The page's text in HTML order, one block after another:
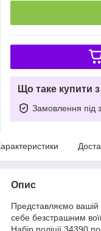
Що таке купити
Замовлення під
Опис
Представляємо вашій
себе безстрашним
Набір поліції 34390